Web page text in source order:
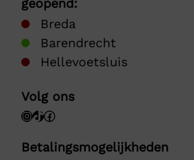
geopend:
Breda
Barendrecht
Hellevoetsluis
Volg ons
Betalingsmogelijkheden